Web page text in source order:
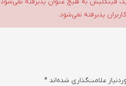
پذیرفته نمی‌شود.
علامت‌گذاری شده‌اند *